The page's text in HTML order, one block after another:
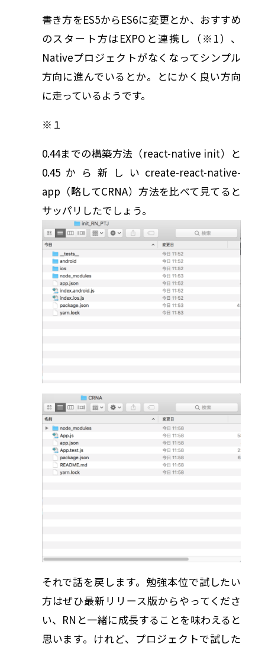
書き方をES5からES6に変更とか、おすすめ
のスタート方はEXPOと連携し（※1）、
Nativeプロジェクトがなくなってシンプル
方向に進んでいるとか。とにかく良い方向
に走っているようです。
※１
0.44までの構築方法（react-native init）と
0.45から新しいcreate-react-native-
app（略してCRNA）方法を比べて見てると
サッパリしたでしょう。
それで話を戻します。勉強本位で試したい
方はぜひ最新リリース版からやってくださ
い、RNと一緒に成長することを味わえると
思います。けれど、プロジェクトで試した